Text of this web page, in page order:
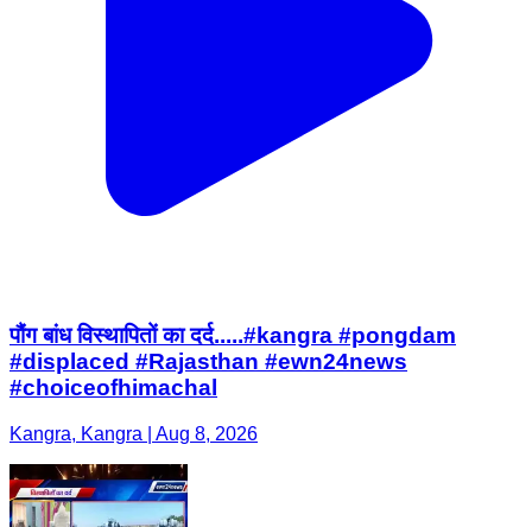
पौंग बांध विस्थापितों का दर्द.....#kangra #pongdam
#displaced #Rajasthan #ewn24news
#choiceofhimachal
Kangra, Kangra | Aug 8, 2026